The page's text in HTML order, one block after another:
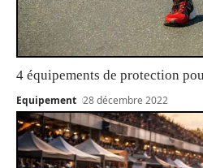
4 équipements de protection
Equipement 28 décembre 2022